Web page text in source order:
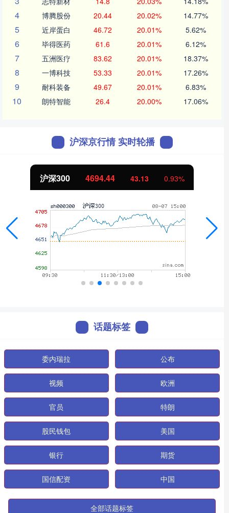
4 博腾股份 20.44 20.02% 14.77%
5 近岸蛋白 46.72 20.01% 5.62%
6 毕得医药 61.6 20.01% 6.12%
7 五洲医疗 83.62 20.01% 18.37%
8 一博科技 53.33 20.01% 17.26%
9 耐科装备 49.67 20.01% 6.83%
10 朗特智能 26.4 20.00% 17.06%
沪深京行情 实时轮播
沪深300 4694.44 43.13 0.93%
话题标签
委内瑞拉 公布
视频 欧洲
官员 特朗
股民钱包 美国
银行 期货
国信配资 中国
全部话题标签